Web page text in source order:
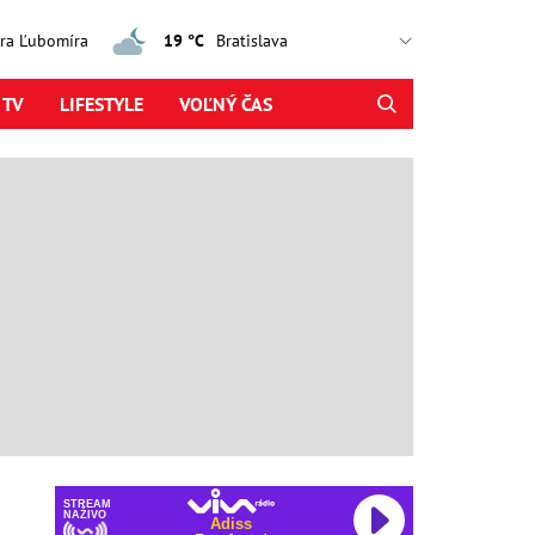
Ľubomíra 19 °C
LIFESTYLE VOĽNÝ ČAS
STREAM
NAŽIVO
Adiss